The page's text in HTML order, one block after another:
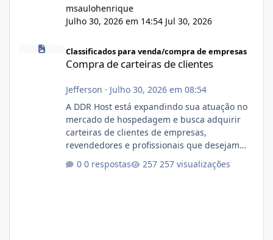
msaulohenrique
Julho 30, 2026 em 14:54 Jul 30, 2026
Compra de carteiras de clientes
Classificados para venda/compra de empresas
Compra de carteiras de clientes
Jefferson · Julho 30, 2026 em 08:54
A DDR Host está expandindo sua atuação no
mercado de hospedagem e busca adquirir
carteiras de clientes de empresas,
revendedores e profissionais que desejam
encerrar suas atividades ou reduzir sua
operação. Se você possui clientes ativos de
0 respostas 257 visualizações